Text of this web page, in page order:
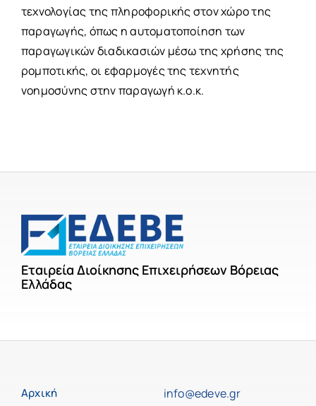
τεχνολογίας της πληροφορικής στον χώρο της
παραγωγής, όπως η αυτοματοποίηση των
παραγωγικών διαδικασιών μέσω της χρήσης της
ρομποτικής, οι εφαρμογές της τεχνητής
νοημοσύνης στην παραγωγή κ.ο.κ.
Εταιρεία Διοίκησης Επιχειρήσεων Βόρειας
Ελλάδας
Αρχική info@edeve.gr